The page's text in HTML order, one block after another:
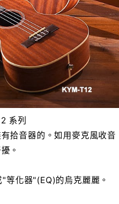
系列
拾音器的。如用麥克風收音
。
化器"(EQ)的烏克麗麗。